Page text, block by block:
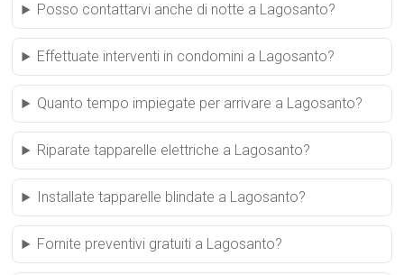
Posso contattarvi anche di notte a Lagosanto?
Effettuate interventi in condomini a Lagosanto?
Quanto tempo impiegate per arrivare a Lagosanto?
Riparate tapparelle elettriche a Lagosanto?
Installate tapparelle blindate a Lagosanto?
Fornite preventivi gratuiti a Lagosanto?